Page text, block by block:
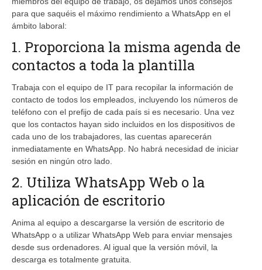
para que saquéis el máximo rendimiento a WhatsApp en el
ámbito laboral:
1. Proporciona la misma agenda de
contactos a toda la plantilla
Trabaja con el equipo de IT para recopilar la información de
contacto de todos los empleados, incluyendo los números de
teléfono con el prefijo de cada país si es necesario. Una vez
que los contactos hayan sido incluidos en los dispositivos de
cada uno de los trabajadores, las cuentas aparecerán
inmediatamente en WhatsApp. No habrá necesidad de iniciar
sesión en ningún otro lado.
2. Utiliza WhatsApp Web o la
aplicación de escritorio
Anima al equipo a descargarse la versión de escritorio de
WhatsApp o a utilizar WhatsApp Web para enviar mensajes
desde sus ordenadores. Al igual que la versión móvil, la
descarga es totalmente gratuita.